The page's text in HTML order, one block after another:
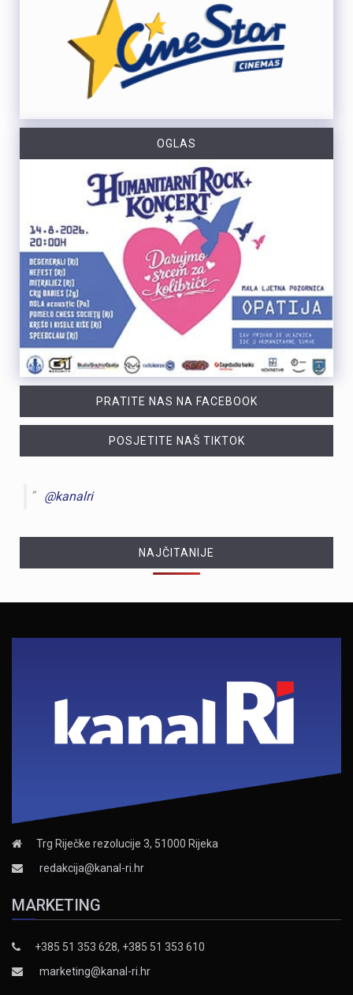
OGLAS
PRATITE NAS NA FACEBOOK
POSJETITE NAŠ TIKTOK
@kanalri
NAJČITANIJE
Trg Riječke rezolucije 3, 51000 Rijeka
redakcija@kanal-ri.hr
MARKETING
+385 51 353 628, +385 51 353 610
marketing@kanal-ri.hr